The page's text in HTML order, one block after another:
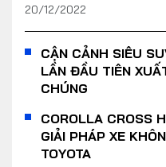
20/12/2022
CẬN CẢNH SIÊU
LẦN ĐẦU TIÊN
CHÚNG
COROLLA CROSS
GIẢI PHÁP XE
TOYOTA